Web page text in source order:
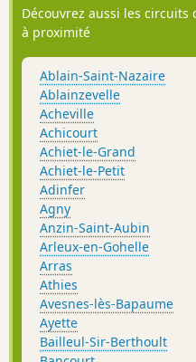
Découvrez aussi les
à proximité
Ablain-Saint-Nazaire
Ablainzevelle
Acheville
Achicourt
Achiet-le-Grand
Achiet-le-Petit
Adinfer
Agny
Anzin-Saint-Aubin
Arleux-en-Gohelle
Arras
Athies
Avesnes-lès-Bapaume
Ayette
Bailleul-Sir-Berthoult